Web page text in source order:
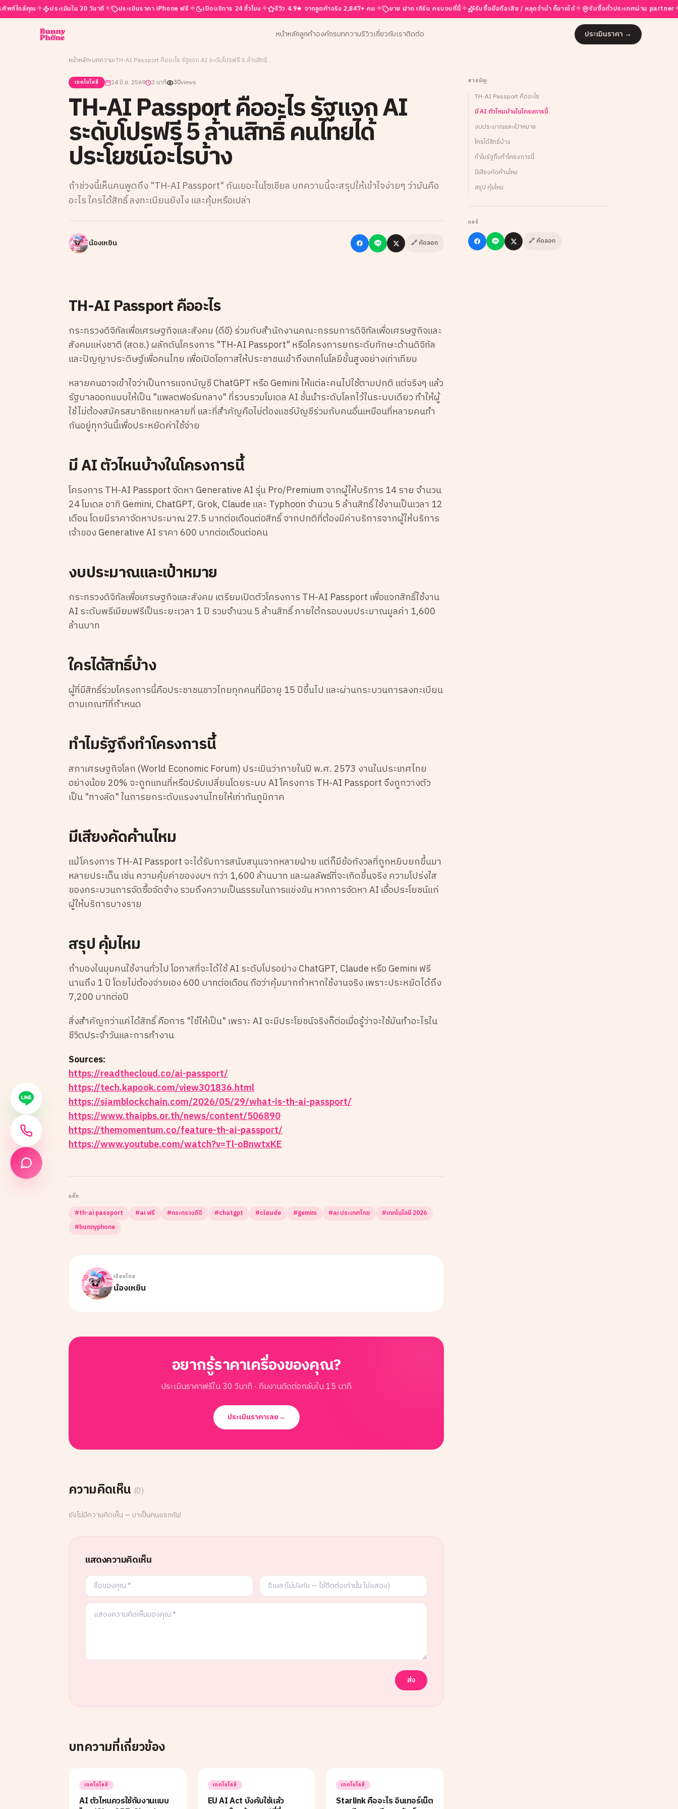
✦ ประเมินใน 30 วินาที✦ ประเมินราคา iPhone ฟรี✦ เปิดบริการ 24 ชั่วโมง✦ รีวิว 4.9★ จากลูกค้าจริง 2,847+ คน✦ ขาย ฝาก เทิร์น ครบจบที่นี่ ✦ รับซื้อมือถือเสีย / หลุดจำนำ ก็ขายได้✦ รับซื้อทั่วประเทศผ่าน partner✦ ราคา
หน้าหลักลูกค้าองค์กรบทความรีวิวเกี่ยวกับเราติดต่อ ประเมินราคา →
หน้าหลัก›บทความ› TH-AI Passport คืออะไร รัฐแจก AI ระดับโปรฟรี 5 ล้านสิทธิ์ คนไทยได้ประโยชน์อะไรบ้าง
เทคโนโลยี 24 มิ.ย. 2569 3 นาที 30views
TH-AI Passport คืออะไร รัฐแจก AI
ระดับโปรฟรี 5 ล้านสิทธิ์ คนไทยได้
ประโยชน์อะไรบ้าง
ถ้าช่วงนี้เห็นคนพูดถึง "TH-AI Passport" กันเยอะในโซเชียล บทความนี้จะสรุปให้เข้าใจง่ายๆ ว่ามันคือ
อะไร ใครได้สิทธิ์ ลงทะเบียนยังไง และคุ้มหรือเปล่า
น้องเหยิน 🔗 คัดลอก
TH-AI Passport คืออะไร
กระทรวงดิจิทัลเพื่อเศรษฐกิจและสังคม (ดีอี) ร่วมกับสำนักงานคณะกรรมการดิจิทัลเพื่อเศรษฐกิจและ
สังคมแห่งชาติ (สดช.) ผลักดันโครงการ "TH-AI Passport" หรือโครงการยกระดับทักษะด้านดิจิทัล
และปัญญาประดิษฐ์เพื่อคนไทย เพื่อเปิดโอกาสให้ประชาชนเข้าถึงเทคโนโลยีขั้นสูงอย่างเท่าเทียม
หลายคนอาจเข้าใจว่าเป็นการแจกบัญชี ChatGPT หรือ Gemini ให้แต่ละคนไปใช้ตามปกติ แต่จริงๆ แล้ว
รัฐบาลออกแบบให้เป็น "แพลตฟอร์มกลาง" ที่รวบรวมโมเดล AI ชั้นนำระดับโลกไว้ในระบบเดียว ทำให้ผู้
ใช้ไม่ต้องสมัครสมาชิกแยกหลายที่ และที่สำคัญคือไม่ต้องแชร์บัญชีร่วมกับคนอื่นเหมือนที่หลายคนทำ
กันอยู่ทุกวันนี้เพื่อประหยัดค่าใช้จ่าย
มี AI ตัวไหนบ้างในโครงการนี้
โครงการ TH-AI Passport จัดหา Generative AI รุ่น Pro/Premium จากผู้ให้บริการ 14 ราย จำนวน
24 โมเดล อาทิ Gemini, ChatGPT, Grok, Claude และ Typhoon จำนวน 5 ล้านสิทธิ์ ใช้งานเป็นเวลา 12
เดือน โดยมีราคาจัดหาประมาณ 27.5 บาทต่อเดือนต่อสิทธิ์ จากปกติที่ต้องมีค่าบริการจากผู้ให้บริการ
เจ้าของ Generative AI ราคา 600 บาทต่อเดือนต่อคน
งบประมาณและเป้าหมาย
กระทรวงดิจิทัลเพื่อเศรษฐกิจและสังคม เตรียมเปิดตัวโครงการ TH-AI Passport เพื่อแจกสิทธิ์ใช้งาน
AI ระดับพรีเมียมฟรีเป็นระยะเวลา 1 ปี รวมจำนวน 5 ล้านสิทธิ์ ภายใต้กรอบงบประมาณมูลค่า 1,600
ล้านบาท
ใครได้สิทธิ์บ้าง
ผู้ที่มีสิทธิ์ร่วมโครงการนี้คือประชาชนชาวไทยทุกคนที่มีอายุ 15 ปีขึ้นไป และผ่านกระบวนการลงทะเบียน
ตามเกณฑ์ที่กำหนด
ทำไมรัฐถึงทำโครงการนี้
สภาเศรษฐกิจโลก (World Economic Forum) ประเมินว่าภายในปี พ.ศ. 2573 งานในประเทศไทย
อย่างน้อย 20% จะถูกแทนที่หรือปรับเปลี่ยนโดยระบบ AI โครงการ TH-AI Passport จึงถูกวางตัว
เป็น "ทางลัด" ในการยกระดับแรงงานไทยให้เท่าทันภูมิภาค
มีเสียงคัดค้านไหม
แม้โครงการ TH-AI Passport จะได้รับการสนับสนุนจากหลายฝ่าย แต่ก็มีข้อกังวลที่ถูกหยิบยกขึ้นมา
หลายประเด็น เช่น ความคุ้มค่าของงบฯ กว่า 1,600 ล้านบาท และผลลัพธ์ที่จะเกิดขึ้นจริง ความโปร่งใส
ของกระบวนการจัดซื้อจัดจ้าง รวมถึงความเป็นธรรมในการแข่งขัน หากการจัดหา AI เอื้อประโยชน์แก่
ผู้ให้บริการบางราย
สรุป คุ้มไหม
ถ้ามองในมุมคนใช้งานทั่วไป โอกาสที่จะได้ใช้ AI ระดับโปรอย่าง ChatGPT, Claude หรือ Gemini ฟรี
นานถึง 1 ปี โดยไม่ต้องจ่ายเอง 600 บาทต่อเดือน ถือว่าคุ้มมากถ้าหากใช้งานจริง เพราะประหยัดได้ถึง
7,200 บาทต่อปี
สิ่งสำคัญกว่าแค่ได้สิทธิ์ คือการ "ใช้ให้เป็น" เพราะ AI จะมีประโยชน์จริงก็ต่อเมื่อรู้ว่าจะใช้มันทำอะไรใน
ชีวิตประจำวันและการทำงาน
Sources:
https://readthecloud.co/ai-passport/
https://tech.kapook.com/view301836.html
https://siamblockchain.com/2026/05/29/what-is-th-ai-passport/
https://www.thaipbs.or.th/news/content/506890
https://themomentum.co/feature-th-ai-passport/
https://www.youtube.com/watch?v=Tl-oBnwtxKE
แท็ก
#th-ai passport #ai ฟรี #กระทรวงดีอี #chatgpt #claude #gemini #ai ประเทศไทย #เทคโนโลยี 2026
#bunnyphone
เขียนโดย
น้องเหยิน
อยากรู้ราคาเครื่องของคุณ?
ประเมินราคาฟรีใน 30 วินาที · ทีมงานติดต่อกลับใน 15 นาที
ประเมินราคาเลย→
ความคิดเห็น (0)
ยังไม่มีความคิดเห็น — มาเป็นคนแรกกัน!
แสดงความคิดเห็น
ส่ง
บทความที่เกี่ยวข้อง
เทคโนโลยี
AI ตัวไหนควรใช้กับงานแบบ
เทคโนโลยี
EU AI Act บังคับใช้แล้ว
เทคโนโลยี
Starlink คืออะไร อินเทอร์เน็ต
สารบัญ
TH-AI Passport คืออะไร
มี AI ตัวไหนบ้างในโครงการนี้
งบประมาณและเป้าหมาย
ใครได้สิทธิ์บ้าง
ทำไมรัฐถึงทำโครงการนี้
มีเสียงคัดค้านไหม
สรุป คุ้มไหม
แชร์
🔗 คัดลอก